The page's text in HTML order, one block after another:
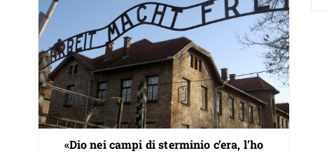
«Dio nei campi di sterminio c’era, l’ho